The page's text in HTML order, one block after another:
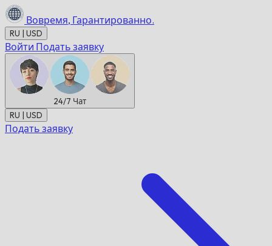
Вовремя, Гарантированно.
RU | USD
Войти Подать заявку
24/7 Чат
RU | USD
Подать заявку